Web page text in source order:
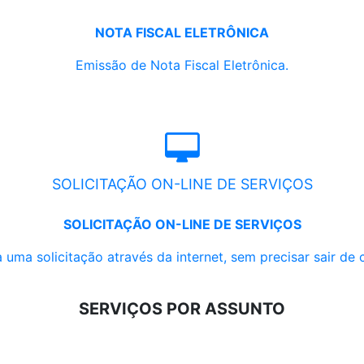
NOTA FISCAL ELETRÔNICA
Emissão de Nota Fiscal Eletrônica.
SOLICITAÇÃO ON-LINE DE SERVIÇOS
SOLICITAÇÃO ON-LINE DE SERVIÇOS
uma solicitação através da internet, sem precisar sair de
SERVIÇOS POR ASSUNTO